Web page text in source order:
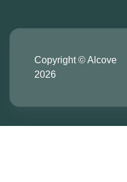
Copyright © Alcove
2026